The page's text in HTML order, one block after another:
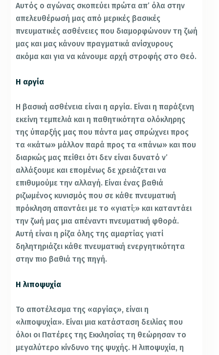
Αυτός ο αγώνας σκοπεύει πρώτα απ’ όλα στην
απελευθέρωσή μας από μερικές βασικές
πνευματικές ασθένειες που διαμορφώνουν τη ζωή
μας και μας κάνουν πραγματικά ανίσχυρους
ακόμα και για να κάνουμε αρχή στροφής στο Θεό.
Η αργία
Η βασική ασθένεια είναι η αργία. Είναι η παράξενη
εκείνη τεμπελιά και η παθητικότητα ολόκληρης
της ύπαρξής μας που πάντα μας σπρώχνει προς
τα «κάτω» μάλλον παρά προς τα «πάνω» και που
διαρκώς μας πείθει ότι δεν είναι δυνατό ν’
αλλάξουμε και επομένως δε χρειάζεται να
επιθυμούμε την αλλαγή. Είναι ένας βαθιά
ριζωμένος κυνισμός που σε κάθε πνευματική
πρόκληση απαντάει με το «γιατί;» και καταντάει
την ζωή μας μια απέναντι πνευματική φθορά.
Αυτή είναι η ρίζα όλης της αμαρτίας γιατί
δηλητηριάζει κάθε πνευματική ενεργητικότητα
στην πιο βαθιά της πηγή.
Η λιποψυχία
Το αποτέλεσμα της «αργίας», είναι η
«λιποψυχία». Είναι μια κατάσταση δειλίας που
όλοι οι Πατέρες της Εκκλησίας τη θεώρησαν το
μεγαλύτερο κίνδυνο της ψυχής. Η λιποψυχία, η